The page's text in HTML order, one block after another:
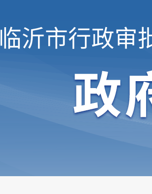
临沂市行政审